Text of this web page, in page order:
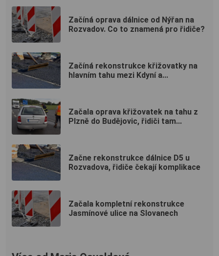
Začíná oprava dálnice od Nýřan na
Rozvadov. Co to znamená pro řidiče?
Začíná rekonstrukce křižovatky na
hlavním tahu mezi Kdyní a...
Začala oprava křižovatek na tahu z
Plzně do Budějovic, řidiči tam...
Začne rekonstrukce dálnice D5 u
Rozvadova, řidiče čekají komplikace
Začala kompletní rekonstrukce
Jasmínové ulice na Slovanech